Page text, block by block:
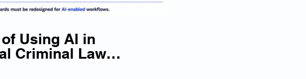
Using AI in
Criminal Law